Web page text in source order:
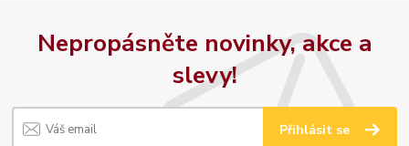
Nepropásněte novinky, akce a
slevy!
Přihlásit se